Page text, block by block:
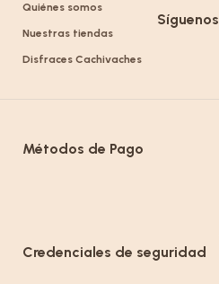
Quiénes somos
Nuestras tiendas
Disfraces Cachivaches
Síguenos
Métodos de Pago
Credenciales de seguridad